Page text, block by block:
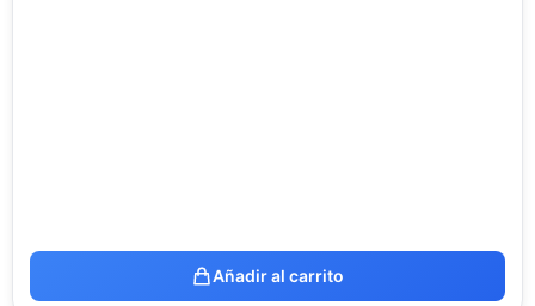
Añadir al carrito